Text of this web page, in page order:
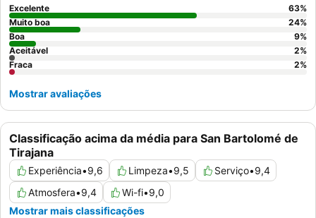
verdadeiramente única, não perca a altamente recomendada
festa Riu de sexta-feira à noite
Classificação acima da média para San Bartolomé de
Tirajana
Experiência•9,6 Limpeza•9,5 Serviço•9,4
Atmosfera•9,4 Wi-fi•9,0
Mostrar mais classificações
Excelente 63%
Muito boa
24%
Boa
9%
Aceitável
2%
Fraca
2%
Mostrar avaliações